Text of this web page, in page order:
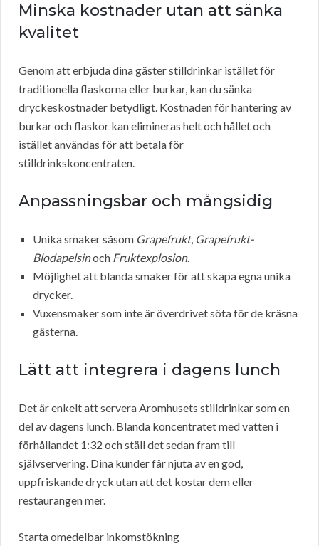
Minska kostnader utan att sänka
kvalitet
Genom att erbjuda dina gäster stilldrinkar istället för
traditionella flaskorna eller burkar, kan du sänka
dryckeskostnader betydligt. Kostnaden för hantering av
burkar och flaskor kan elimineras helt och hållet och
istället användas för att betala för
stilldrinkskoncentraten.
Anpassningsbar och mångsidig
Unika smaker såsom Grapefrukt, Grapefrukt-
Blodapelsinoch Fruktexplosion.
Möjlighet att blanda smaker för att skapa egna unika
drycker.
Vuxensmaker som inte är överdrivet söta för de kräsna
gästerna.
Lätt att integrera i dagens lunch
Det är enkelt att servera Aromhusets stilldrinkar som en
del av dagens lunch. Blanda koncentratet med vatten i
förhållandet 1:32 och ställ det sedan fram till
självservering. Dina kunder får njuta av en god,
uppfriskande dryck utan att det kostar dem eller
restaurangen mer.
Starta omedelbar inkomstökning